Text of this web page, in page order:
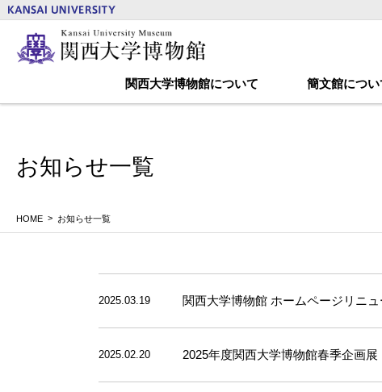
関西大学博物館について 簡文館につい
お知らせ一覧
HOME お知らせ一覧
2025.03.19 関西大学博物館 ホームページリニ
2025.02.20 2025年度関西大学博物館春季企画展